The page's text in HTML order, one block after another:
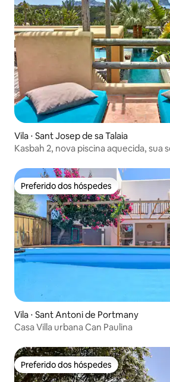
Vila ⋅ Sant Josep de sa Talaia
Kasbah 2, nova piscina aquecida, sua
Preferido dos hóspedes
Preferido dos hóspedes
Vila ⋅ Sant Antoni de Portmany
Casa Villa urbana Can Paulina
Preferido dos hóspedes
Preferido dos hóspedes